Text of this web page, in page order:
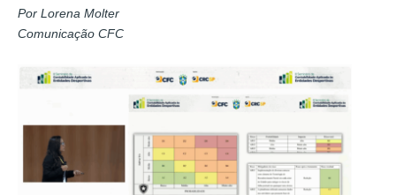
Por Lorena Molter
Comunicação CFC